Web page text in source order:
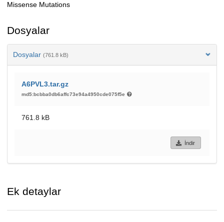
Missense Mutations
Dosyalar
Dosyalar (761.8 kB)
A6PVL3.tar.gz
md5:bcbba0db6affc73e94a4950cde075f5e
761.8 kB
İndir
Ek detaylar